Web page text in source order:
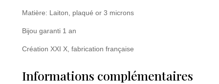
Matière: Laiton, plaqué or 3 microns
Bijou garanti 1 an
Création XXI X, fabrication française
Informations complémentaires